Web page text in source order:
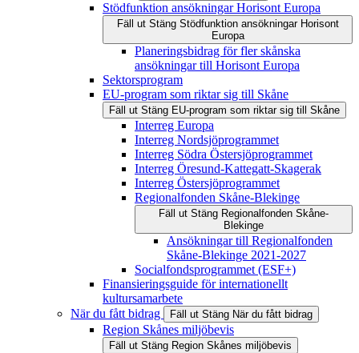
Stödfunktion ansökningar Horisont Europa
Fäll ut Stäng Stödfunktion ansökningar Horisont
Europa
Planeringsbidrag för fler skånska
ansökningar till Horisont Europa
Sektorsprogram
EU-program som riktar sig till Skåne
Fäll ut Stäng EU-program som riktar sig till Skåne
Interreg Europa
Interreg Nordsjöprogrammet
Interreg Södra Östersjöprogrammet
Interreg Öresund-Kattegatt-Skagerak
Interreg Östersjöprogrammet
Regionalfonden Skåne-Blekinge
Fäll ut Stäng Regionalfonden Skåne-
Blekinge
Ansökningar till Regionalfonden
Skåne-Blekinge 2021-2027
Socialfondsprogrammet (ESF+)
Finansieringsguide för internationellt
kultursamarbete
När du fått bidrag
Fäll ut Stäng När du fått bidrag
Region Skånes miljöbevis
Fäll ut Stäng Region Skånes miljöbevis